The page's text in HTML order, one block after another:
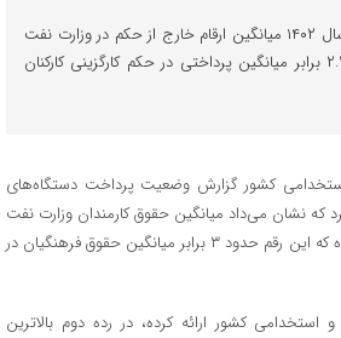
بررسی‌ها نشان می‌دهد در سال ۱۴۰۲ میانگین ارقام خارج از حکم در وزارت نفت
۳۱ میلیون تومان و حدود ۲.۳ برابر میانگین پرداختی در حکم کارگزینی کارکنان
کشور گزارش وضعیت پرداخت دستگاه‌های
را منتشر کرد که نشان می‌داد میانگین حقوق کارمندان وزارت نفت
نزدیک به ۴۵ میلیون تومان بوده که این رقم حدود ۳ برابر میانگین حقوق فرهنگیان در
کشور ارائه کرده، در رده دوم بالاترین